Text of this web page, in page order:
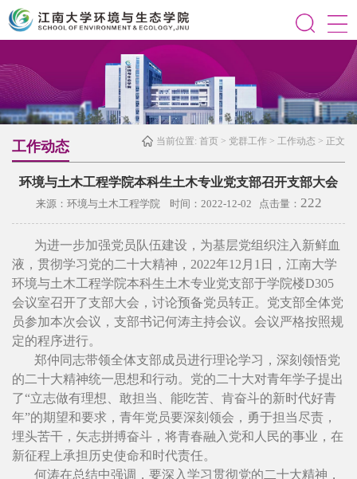
当前位置: 首页 > 党群工作 > 工作动态 > 正文
工作动态
环境与土木工程学院本科生土木专业党支部召开支部大会
来源：环境与土木工程学院 时间：2022-12-02 点击量： 222
为进一步加强党员队伍建设，为基层党组织注入新鲜血
液，贯彻学习党的二十大精神，2022年12月1日，江南大学
环境与土木工程学院本科生土木专业党支部于学院楼D305
会议室召开了支部大会，讨论预备党员转正。党支部全体党
员参加本次会议，支部书记何涛主持会议。 会议严格按照规
定的程序进行。
郑仲同志带领全体支部成员进行理论学习，深刻领悟党
的二十大精神统一思想和行动。党的二十大对青年学子提出
了“立志做有理想、敢担当、能吃苦、肯奋斗的新时代好青
年”的期望和要求，青年党员要深刻领会，勇于担当尽责，
埋头苦干，矢志拼搏奋斗，将青春融入党和人民的事业，在
新征程上承担历史使命和时代责任。
何涛在总结中强调，要深入学习贯彻党的二十大精神，